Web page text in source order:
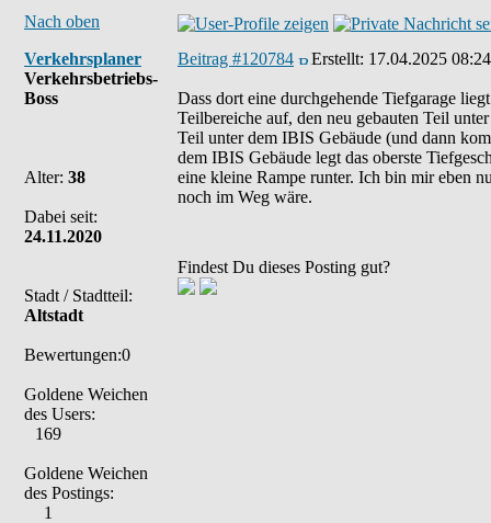
Nach oben
Verkehrsplaner
Verkehrsbetriebs-
Boss
Alter: 38
Dabei seit:
24.11.2020
Stadt / Stadtteil:
Altstadt
Bewertungen:0
Goldene Weichen
des Users:
169
Goldene Weichen
des Postings:
1
Beitrag #120784 Erstellt: 17.04.2025 08:24
Dass dort eine durchgehende Tiefgarage
Teilbereiche auf, den neu gebauten Teil
Teil unter dem IBIS Gebäude (und dann
dem IBIS Gebäude legt das oberste
eine kleine Rampe runter. Ich bin mir eben
noch im Weg wäre.
Findest Du dieses Posting gut?